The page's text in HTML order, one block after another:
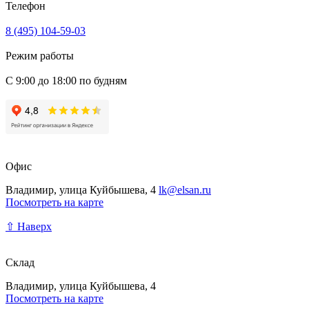
Телефон
8 (495) 104-59-03
Режим работы
С 9:00 до 18:00 по будням
Офис
Владимир, улица Куйбышева, 4 lk@elsan.ru
Посмотреть на карте
⇧ Наверх
Склад
Владимир, улица Куйбышева, 4
Посмотреть на карте